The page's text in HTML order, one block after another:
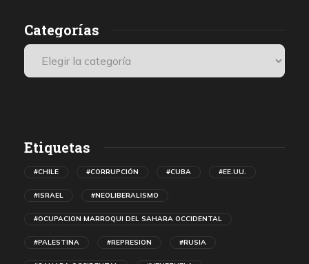
Categorías
Etiquetas
#CHILE #CORRUPCIÓN #CUBA #EE.UU.
#ISRAEL #NEOLIBERALISMO
#OCUPACION MARROQUI DEL SAHARA OCCIDENTAL
#PALESTINA #REPRESION #RUSIA